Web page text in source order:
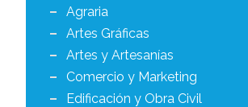
Agraria
Artes Gráficas
Artes y Artesanías
Comercio y Marketing
Edificación y Obra Civil